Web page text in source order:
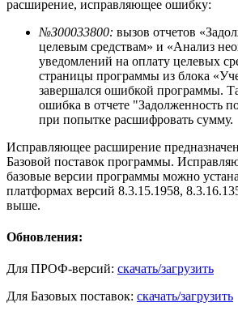
расширение, исправляющее ошибку:
№З00033800: вызов отчетов
целевым средствам» и «Анализ
уведомлений на оплату целевых
страницы программы из блока
завершался ошибкой программы.
ошибка в отчете "Задолженность
при попытке расшифровать сумму.
Исправляющее расширение
Базовой поставок программы.
базовые версии программы можно
платформах версий 8.3.15.1958,
выше.
Обновления:
Для ПРОФ-версий: скачать/загрузить
Для Базовых поставок: скачать/загрузить